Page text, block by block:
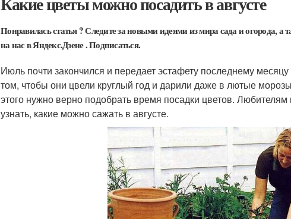
Понравилась статья ? Следите за новыми идеями из мира сада и огорода,
на нас в Яндекс.Дзене . Подписаться.
Июль почти закончился и передает эстафету последнему
том, чтобы они цвели круглый год и дарили даже в лютые
этого нужно верно подобрать время посадки цветов. Любителям
узнать, какие можно сажать в августе.